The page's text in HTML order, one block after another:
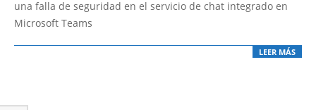
una falla de seguridad en el servicio de chat integrado en
Microsoft Teams
LEER MÁS